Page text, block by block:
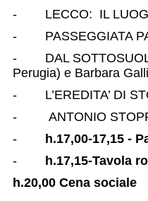
- LECCO: IL LUOGO
- PASSEGGIATA
- DAL SOTTOSUOLO
Perugia) e Barbara
- L’EREDITA’ DI
- ANTONIO
-
h.17,00-17,15 -
-
h.17,15-Tavola
h.20,00 Cena sociale